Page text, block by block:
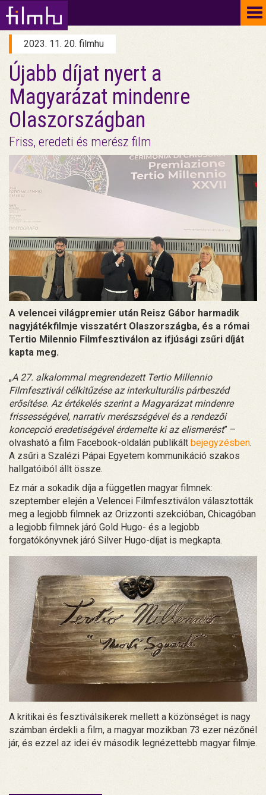
2023. 11. 20. filmhu
Újabb díjat nyert a
Magyarázat mindenre
Olaszországban
Friss, eredeti és merész film
A velencei világpremier után Reisz Gábor harmadik
nagyjátékfilmje visszatért Olaszországba, és a római
Tertio Milennio Filmfesztiválon az ifjúsági zsűri díját
kapta meg.
„A 27. alkalommal megrendezett Tertio Millennio
Filmfesztivál célkitűzése az interkulturális párbeszéd
erősítése. Az értékelés szerint a Magyarázat mindenre
frissességével, narratív merészségével és a rendezői
koncepció eredetiségével érdemelte ki az elismerést” –
olvasható a film Facebook-oldalán publikált bejegyzésben.
A zsűri a Szalézi Pápai Egyetem kommunikáció szakos
hallgatóiból állt össze.
Ez már a sokadik díja a független magyar filmnek:
szeptember elején a Velencei Filmfesztiválon választották
meg a legjobb filmnek az Orizzonti szekcióban, Chicagóban
a legjobb filmnek járó Gold Hugo- és a legjobb
forgatókónyvnek járó Silver Hugo-díjat is megkapta.
A kritikai és fesztiválsikerek mellett a közönséget is nagy
számban érdekli a film, a magyar mozikban 73 ezer nézőnél
jár, és ezzel az idei év második legnézettebb magyar filmje.